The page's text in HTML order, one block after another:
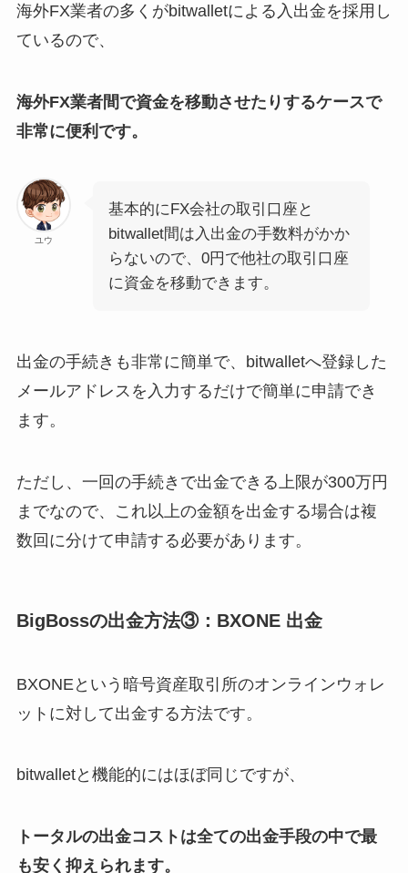
海外FX業者の多くがbitwalletによる入出金を採用し
ているので、
海外FX業者間で資金を移動させたりするケースで
非常に便利です。
ユウ
基本的にFX会社の取引口座と
bitwallet間は入出金の手数料がかか
らないので、0円で他社の取引口座
に資金を移動できます。
出金の手続きも非常に簡単で、bitwalletへ登録した
メールアドレスを入力するだけで簡単に申請でき
ます。
ただし、一回の手続きで出金できる上限が300万円
までなので、これ以上の金額を出金する場合は複
数回に分けて申請する必要があります。
BigBossの出金方法③：BXONE 出金
BXONEという暗号資産取引所のオンラインウォレ
ットに対して出金する方法です。
bitwalletと機能的にはほぼ同じですが、
トータルの出金コストは全ての出金手段の中で最
も安く抑えられます。